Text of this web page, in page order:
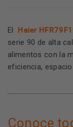
El Haier
serie 90 de alta
alimentos con la
eficiencia,
Conoce